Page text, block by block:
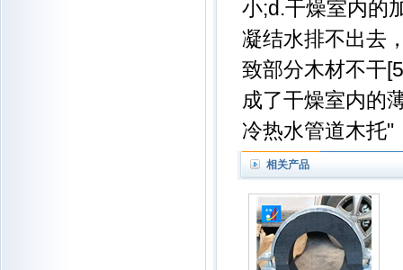
小;d.干燥室内的
凝结水排不出去
致部分木材不干
成了干燥室内的
冷热水管道木托"
相关产品